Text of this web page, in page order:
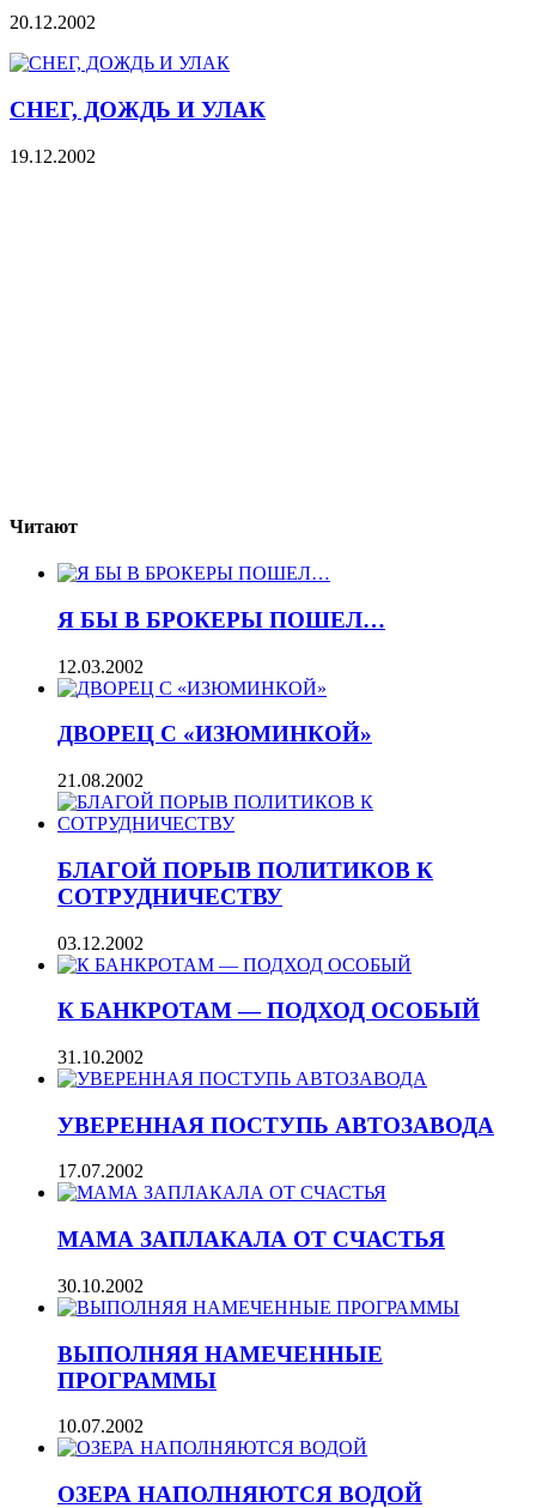
20.12.2002
СНЕГ, ДОЖДЬ И УЛАК
19.12.2002
Читают
Я БЫ В БРОКЕРЫ ПОШЕЛ…
12.03.2002
ДВОРЕЦ С «ИЗЮМИНКОЙ»
21.08.2002
БЛАГОЙ ПОРЫВ ПОЛИТИКОВ К
СОТРУДНИЧЕСТВУ
03.12.2002
К БАНКРОТАМ — ПОДХОД ОСОБЫЙ
31.10.2002
УВЕРЕННАЯ ПОСТУПЬ АВТОЗАВОДА
17.07.2002
МАМА ЗАПЛАКАЛА ОТ СЧАСТЬЯ
30.10.2002
ВЫПОЛНЯЯ НАМЕЧЕННЫЕ
ПРОГРАММЫ
10.07.2002
ОЗЕРА НАПОЛНЯЮТСЯ ВОДОЙ